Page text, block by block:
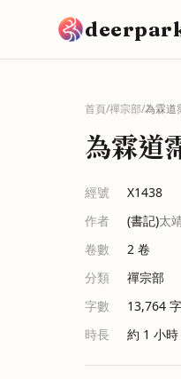
首頁/禪宗部/為霖道
為霖道
經號
X1438
作者
(書記)太
卷數
2 卷
分類
禪宗部
字數
13,764 字
時長
約 1 小